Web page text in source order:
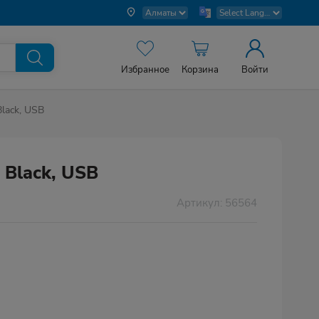
Избранное Корзина Войти
USB
USB
Артикул: 56564